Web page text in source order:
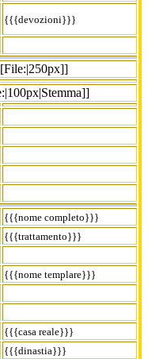
{{{devozioni}}}
{{{nome completo}}}
{{{trattamento}}}
{{{nome templare}}}
{{{casa reale}}}
{{{dinastia}}}